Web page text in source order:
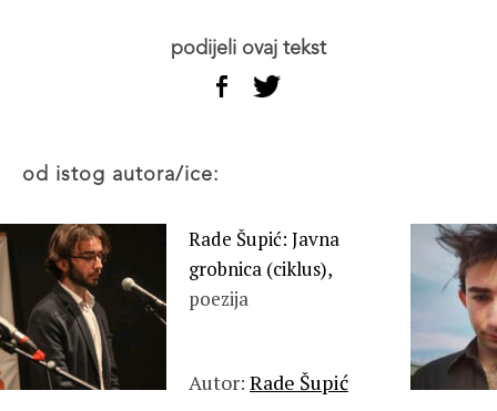
podijeli ovaj tekst
od istog autora/ice:
Rade Šupić: Javna
grobnica (ciklus),
poezija
Autor: Rade Šupić